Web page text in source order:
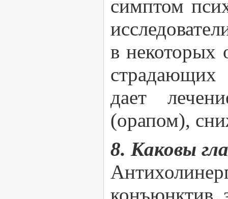
симптом
в некоторых
дает
(орапом),
8. Каковы
конъюнктив,